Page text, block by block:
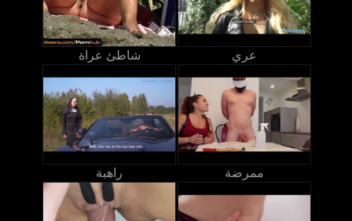
شاطئ عراة عري
راهبة ممرضة